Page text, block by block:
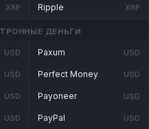
XRP Ripple XRP
ДЕНЬГИ
USD
USD
USD
USD
Paxum USD
Perfect Money USD
Payoneer USD
PayPal USD